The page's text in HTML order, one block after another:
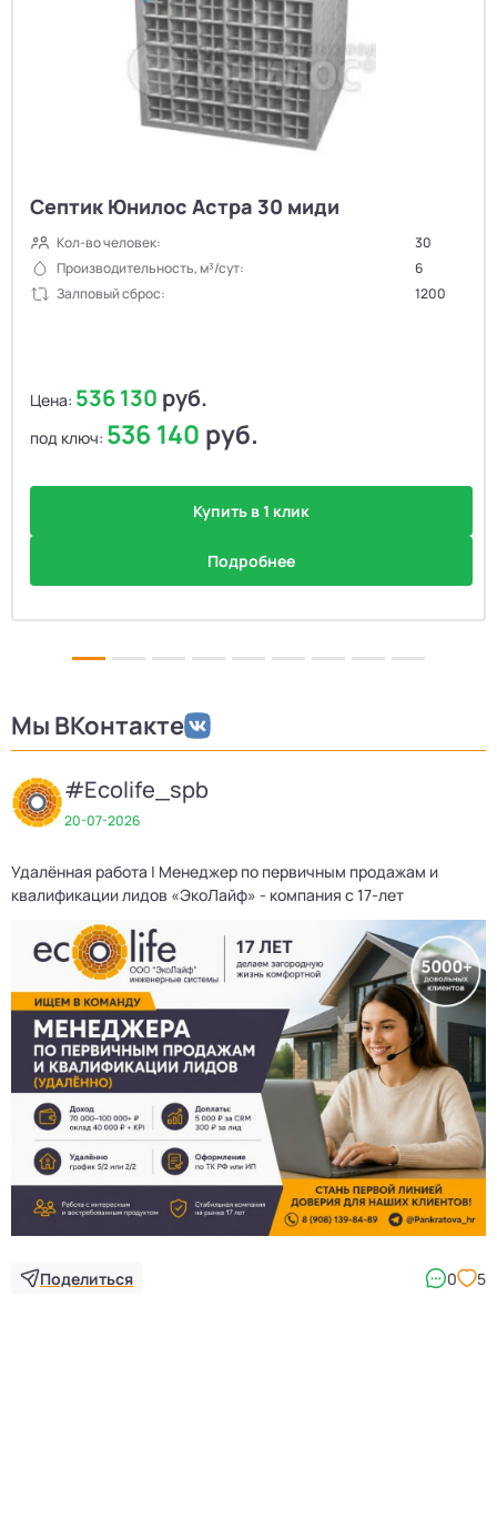
Септик Юнилос Астра 30 миди
Кол-во человек:
30
Производительность, м³/сут:
6
Залповый сброс:
1200
Цена: 536 130 руб.
под ключ: 536 140 руб.
Купить в 1 клик
Подробнее
Мы ВКонтакте
#Ecolife_spb
20-07-2026
Удалённая работа | Менеджер по первичным продажам и
квалификации лидов «ЭкоЛайф» - компания с 17-лет
Поделиться 0 5